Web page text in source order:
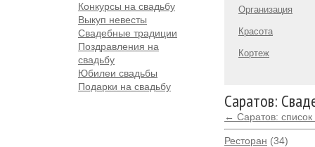
Конкурсы на свадьбу
Выкуп невесты
Свадебные традиции
Поздравления на
свадьбу
Юбилеи свадьбы
Подарки на свадьбу
Организация
Красота
Кортеж
Саратов:
← Саратов:
Ресторан (34)